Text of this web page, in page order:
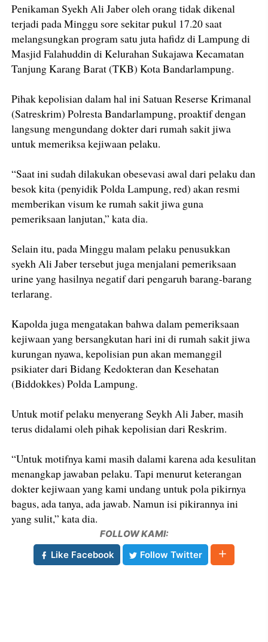
Penikaman Syekh Ali Jaber oleh orang tidak dikenal
terjadi pada Minggu sore sekitar pukul 17.20 saat
melangsungkan program satu juta hafidz di Lampung di
Masjid Falahuddin di Kelurahan Sukajawa Kecamatan
Tanjung Karang Barat (TKB) Kota Bandarlampung.
Pihak kepolisian dalam hal ini Satuan Reserse Krimanal
(Satreskrim) Polresta Bandarlampung, proaktif dengan
langsung mengundang dokter dari rumah sakit jiwa
untuk memeriksa kejiwaan pelaku.
“Saat ini sudah dilakukan obesevasi awal dari pelaku dan
besok kita (penyidik Polda Lampung, red) akan resmi
memberikan visum ke rumah sakit jiwa guna
pemeriksaan lanjutan,” kata dia.
Selain itu, pada Minggu malam pelaku penusukkan
syekh Ali Jaber tersebut juga menjalani pemeriksaan
urine yang hasilnya negatif dari pengaruh barang-barang
terlarang.
Kapolda juga mengatakan bahwa dalam pemeriksaan
kejiwaan yang bersangkutan hari ini di rumah sakit jiwa
kurungan nyawa, kepolisian pun akan memanggil
psikiater dari Bidang Kedokteran dan Kesehatan
(Biddokkes) Polda Lampung.
Untuk motif pelaku menyerang Seykh Ali Jaber, masih
terus didalami oleh pihak kepolisian dari Reskrim.
“Untuk motifnya kami masih dalami karena ada kesulitan
menangkap jawaban pelaku. Tapi menurut keterangan
dokter kejiwaan yang kami undang untuk pola pikirnya
bagus, ada tanya, ada jawab. Namun isi pikirannya ini
yang sulit,” kata dia.
FOLLOW KAMI:
Like Facebook
Follow Twitter